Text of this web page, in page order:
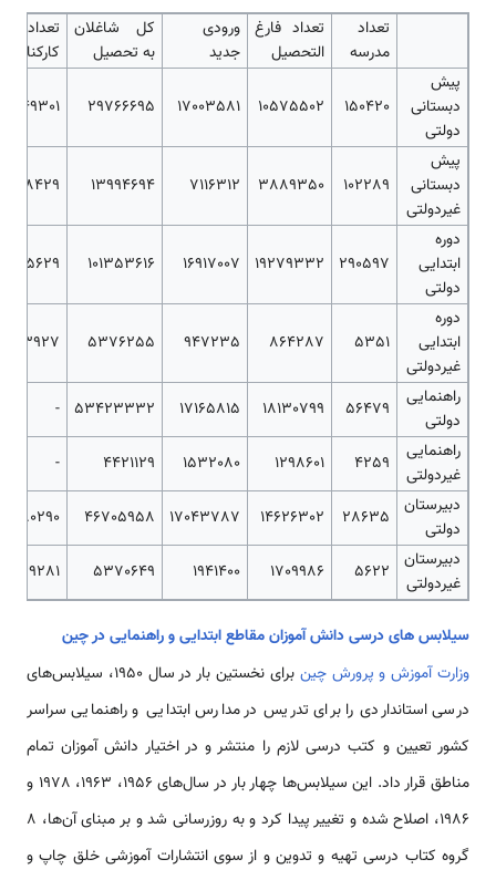
تعداد
مدرسه
تعداد فارغ
التحصیل
ورودی
جدید
کل شاغلان
به تحصیل
تعداد
کارکنان
پیش
دبستانی
دولتی
150420
10575502
17003581
29766695
1849301
پیش
دبستانی
غیردولتی
102289
3889350
7116312
13994694
1168429
دوره
ابتدایی
دولتی
290597
19279332
16917007
101353616
6175629
دوره
ابتدایی
غیردولتی
5351
864287
947235
5376255
313927
راهنمایی
دولتی
56479
18130799
17165815
53423332
-
راهنمایی
غیردولتی
4259
1298601
1532080
4421129
-
دبیرستان
دولتی
28635
14626302
17043787
46705958
7080290
دبیرستان
غیردولتی
5622
1709986
1941400
5370649
629281
سیلابس های درسی دانش آموزان مقاطع ابتدایی و راهنمایی در چین
وزارت آموزش و پرورش چین
برای نخستین بار در سال 1950، سیلابس‌های
درسی استانداردی را برای تدریس در مدارس ابتدایی و راهنمایی سراسر
کشور تعیین و کتب درسی لازم را منتشر و در اختیار دانش آموزان تمام
مناطق قرار داد. این سیلابس‌ها چهار بار در سال‌های 1956، 1963، 1978 و
1986، اصلاح شده و تغییر پیدا کرد و به روزرسانی شد و بر مبنای آن‌ها، 8
گروه کتاب درسی تهیه و تدوین و از سوی انتشارات آموزشی خلق چاپ و